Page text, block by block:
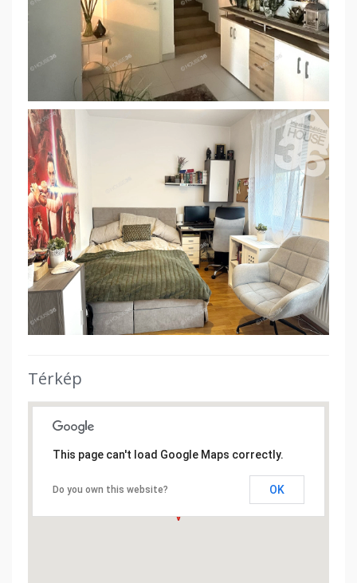
Térkép
This page can't load Google Maps correctly.
Do you own this website? OK